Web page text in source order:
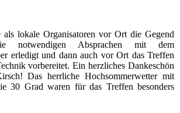
lokale Organisatoren vor Ort die Gegend
notwendigen Absprachen mit dem
erledigt und dann auch vor Ort das Treffen
vorbereitet. Ein herzliches Dankeschön
Das herrliche Hochsommerwetter mit
30 Grad waren für das Treffen besonders